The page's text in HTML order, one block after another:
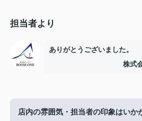
担当者より
ありがとうございました。
株式
店内の雰囲気・担当者の印象はいか